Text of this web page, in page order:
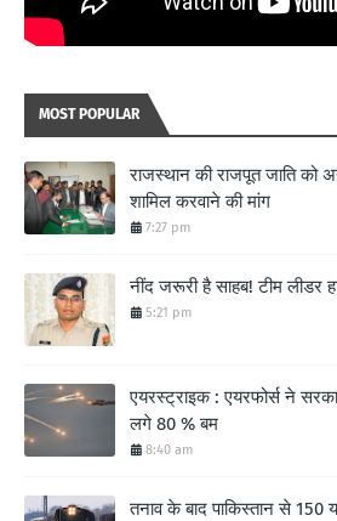
MOST POPULAR
राजस्थान की राजपूत जाति को
शामिल करवाने की मांग
7:27 pm
नींद जरूरी है साहब! टीम लीडर
5:21 pm
एयरस्ट्राइक : एयरफोर्स ने
लगे 80 % बम
8:40 am
तनाव के बाद पाकिस्तान से 150